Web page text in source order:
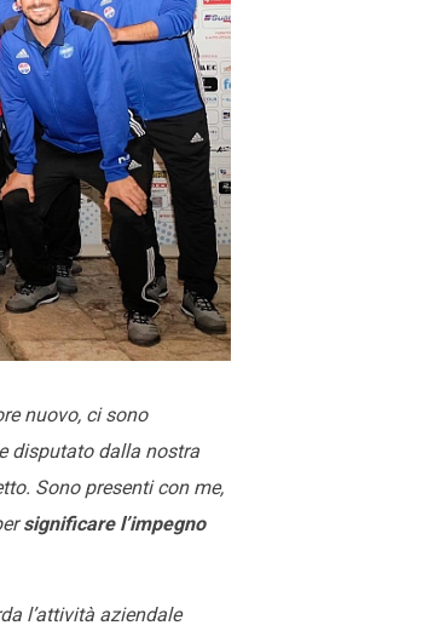
nuovo, ci sono
disputato dalla nostra
Sono presenti con me,
significare l’impegno
l’attività aziendale